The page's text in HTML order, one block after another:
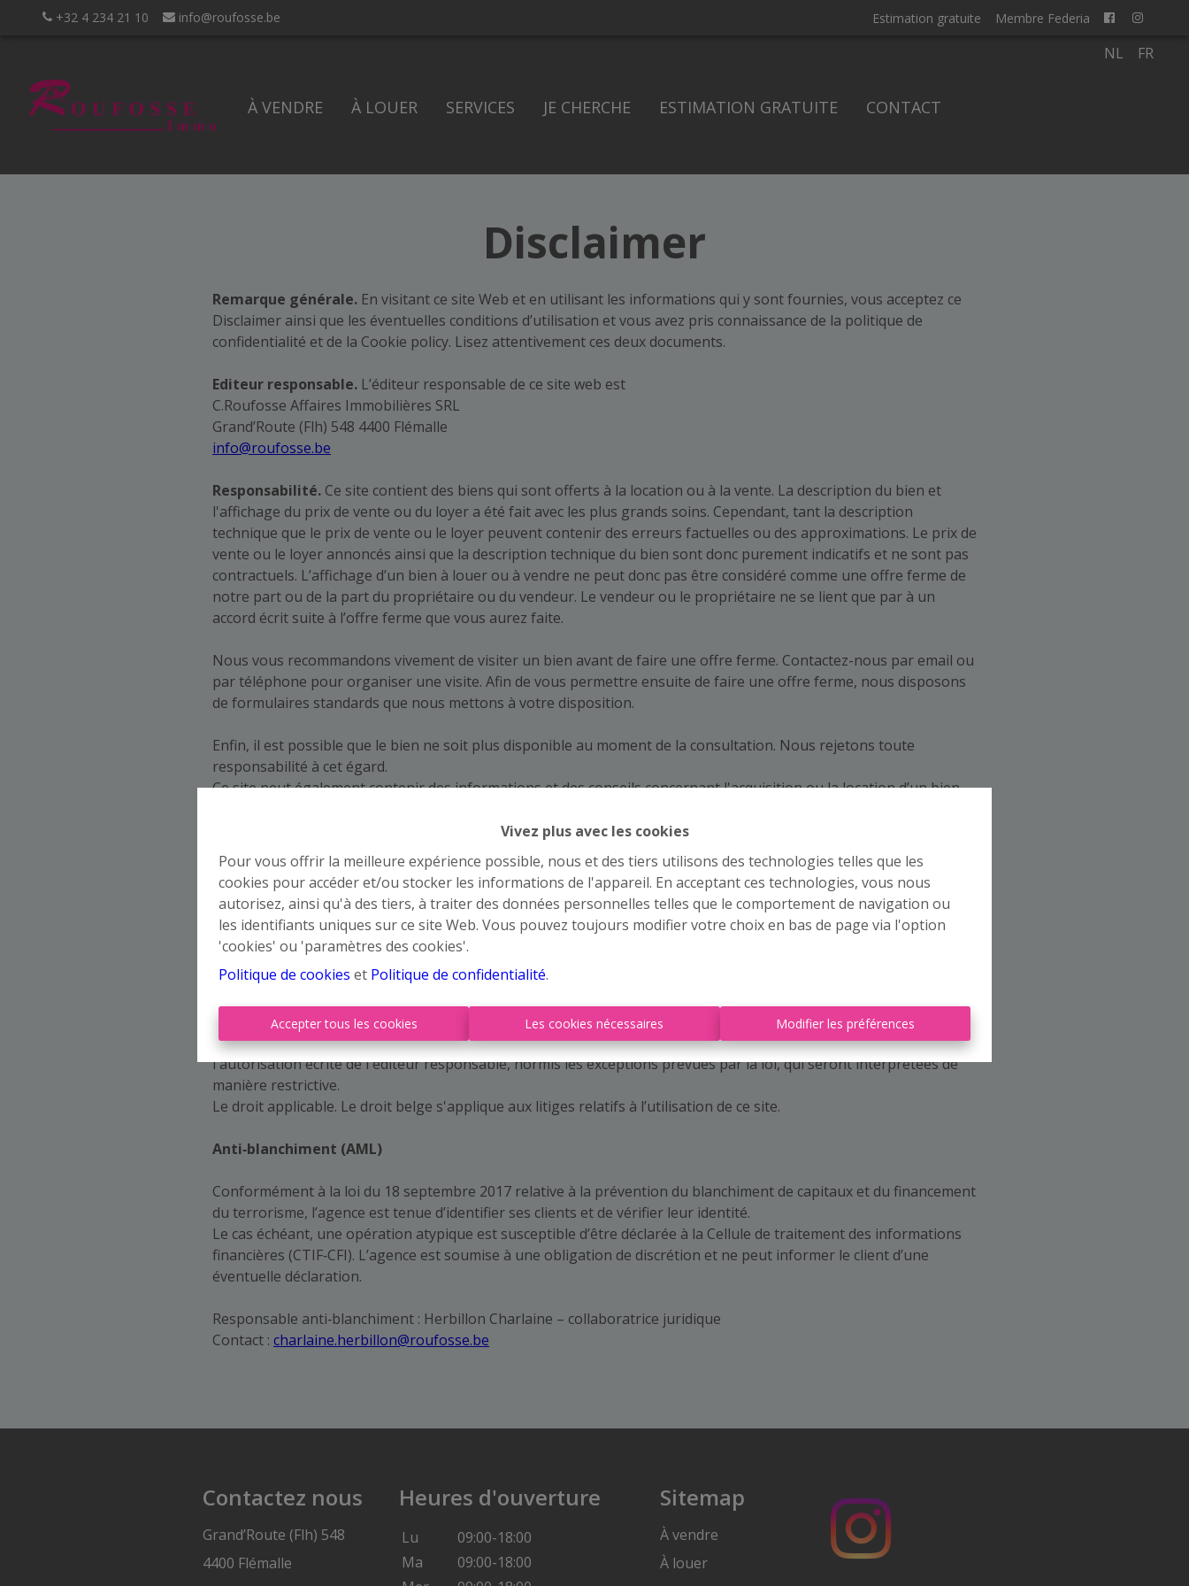
Vivez plus avec les cookies
Pour vous offrir la meilleure expérience possible, nous et des tiers utilisons des technologies telles que les
cookies pour accéder et/ou stocker les informations de l'appareil. En acceptant ces technologies, vous nous
autorisez, ainsi qu'à des tiers, à traiter des données personnelles telles que le comportement de navigation ou
les identifiants uniques sur ce site Web. Vous pouvez toujours modifier votre choix en bas de page via l'option
'cookies' ou 'paramètres des cookies'.
Politique de cookies et Politique de confidentialité.
Accepter tous les cookies Les cookies nécessaires Modifier les préférences
+32 4 234 21 10 info@roufosse.be Estimation gratuite Membre Federia
À VENDRE À LOUER SERVICES JE CHERCHE ESTIMATION GRATUITE CONTACT
NL FR
Disclaimer
Remarque générale. En visitant ce site Web et en utilisant les informations qui y sont fournies, vous acceptez ce
Disclaimer ainsi que les éventuelles conditions d’utilisation et vous avez pris connaissance de la politique de
confidentialité et de la Cookie policy. Lisez attentivement ces deux documents.
Editeur responsable. L’éditeur responsable de ce site web est
C.Roufosse Affaires Immobilières SRL
Grand’Route (Flh) 548 4400 Flémalle
info@roufosse.be
Responsabilité. Ce site contient des biens qui sont offerts à la location ou à la vente. La description du bien et
l'affichage du prix de vente ou du loyer a été fait avec les plus grands soins. Cependant, tant la description
technique que le prix de vente ou le loyer peuvent contenir des erreurs factuelles ou des approximations. Le prix de
vente ou le loyer annoncés ainsi que la description technique du bien sont donc purement indicatifs et ne sont pas
contractuels. L’affichage d’un bien à louer ou à vendre ne peut donc pas être considéré comme une offre ferme de
notre part ou de la part du propriétaire ou du vendeur. Le vendeur ou le propriétaire ne se lient que par à un
accord écrit suite à l’offre ferme que vous aurez faite.
Nous vous recommandons vivement de visiter un bien avant de faire une offre ferme. Contactez-nous par email ou
par téléphone pour organiser une visite. Afin de vous permettre ensuite de faire une offre ferme, nous disposons
de formulaires standards que nous mettons à votre disposition.
Enfin, il est possible que le bien ne soit plus disponible au moment de la consultation. Nous rejetons toute
responsabilité à cet égard.
Ce site peut également contenir des informations et des conseils concernant l'acquisition ou la location d’un bien.
néanmoins, des erreurs factuelles ou des inexactitudes ne peuvent être exclues. Cette information ne vous donne
dès lors aucun droit contre nous ou contre les propriétaires. En outre, nous rejetons toute responsabilité pour
toute décision que vous aurez basée (en partie) sur ces informations.
Ce site Web peut contenir des liens renvoyant à d'autres sites Web. Le contenu de ces pages peut être commercial
ou informatif et n’engage aucunement notre responsabilité. Nous n'avons également aucune influence sur les
plateformes de médias sociaux et autres services tiers qui sont utilisés sur notre site web et n’en sommes donc pas
responsables.
s'appliquent au contenu de ce site Web. Le contenu de ce site est notamment protégé par le droit d'auteur. Il est
dès lors interdit de copier ou d’utiliser textes, images, matériel photographique, matériel vidéo et autres sans
l'autorisation écrite de l'éditeur responsable, hormis les exceptions prévues par la loi, qui seront interprétées de
manière restrictive.
Le droit applicable. Le droit belge s'applique aux litiges relatifs à l’utilisation de ce site.
Anti‑blanchiment (AML)
Conformément à la loi du 18 septembre 2017 relative à la prévention du blanchiment de capitaux et du financement
du terrorisme, l’agence est tenue d’identifier ses clients et de vérifier leur identité.
Le cas échéant, une opération atypique est susceptible d’être déclarée à la Cellule de traitement des informations
financières (CTIF‑CFI). L’agence est soumise à une obligation de discrétion et ne peut informer le client d’une
éventuelle déclaration.
Responsable anti‑blanchiment : Herbillon Charlaine – collaboratrice juridique
Contact : charlaine.herbillon@roufosse.be
Contactez nous
Grand’Route (Flh) 548
4400 Flémalle
Heures d'ouverture
Lu
09:00-18:00
Ma
09:00-18:00
Sitemap
À vendre
À louer